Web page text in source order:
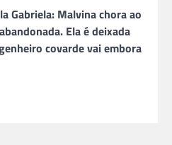
Gabriela: Malvina chora ao
Ela é deixada
covarde vai embora